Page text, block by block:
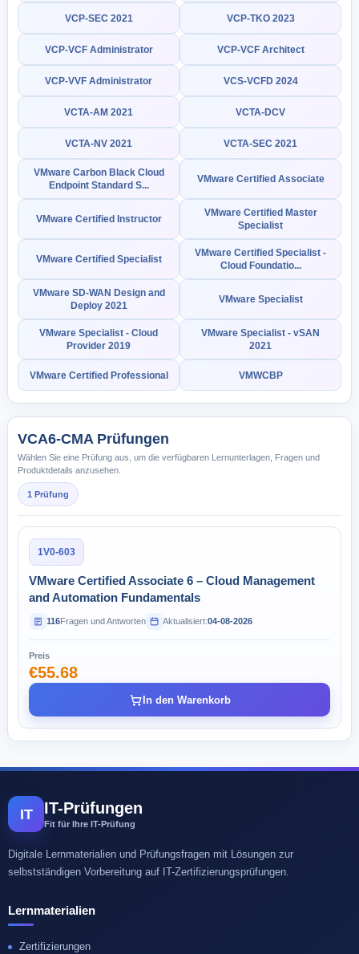
VCP-SEC 2021 VCP-TKO 2023
VCP-VCF Administrator VCP-VCF Architect
VCP-VVF Administrator VCS-VCFD 2024
VCTA-AM 2021 VCTA-DCV
VCTA-NV 2021 VCTA-SEC 2021
VMware Carbon Black Cloud
Endpoint Standard S...
VMware Certified Associate
VMware Certified Instructor
VMware Certified Master
Specialist
VMware Certified Specialist
VMware Certified Specialist -
Cloud Foundatio...
VMware SD-WAN Design and
Deploy 2021
VMware Specialist
VMware Specialist - Cloud
Provider 2019
VMware Specialist - vSAN
2021
VMware Certified Professional VMWCBP
VCA6-CMA Prüfungen
Wählen Sie eine Prüfung aus, um die verfügbaren Lernunterlagen, Fragen und
Produktdetails anzusehen.
1 Prüfung
1V0-603
VMware Certified Associate 6 – Cloud Management
and Automation Fundamentals
116Fragen und Antworten Aktualisiert:04-08-2026
Preis
€55.68
In den Warenkorb
IT IT-Prüfungen
Fit für Ihre IT-Prüfung
Digitale Lernmaterialien und Prüfungsfragen mit Lösungen zur
selbstständigen Vorbereitung auf IT-Zertifizierungsprüfungen.
Lernmaterialien
Zertifizierungen